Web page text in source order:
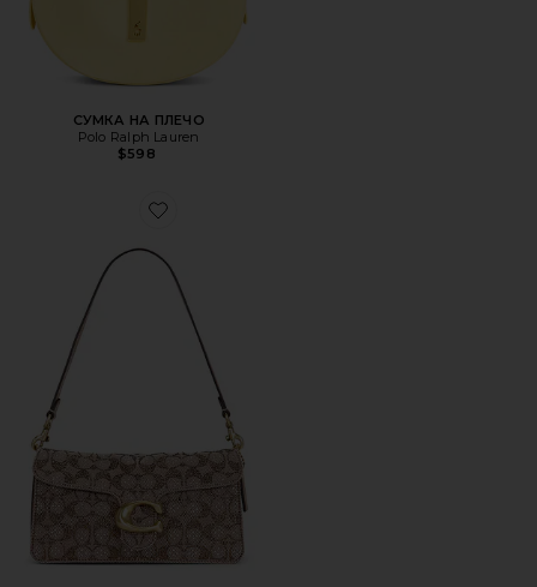
СУМКА НА ПЛЕЧО
Polo Ralph Lauren
$598
Favorite СУМКА НА ПЛЕЧО, 26 ДЮЙМОВ CRYSTAL